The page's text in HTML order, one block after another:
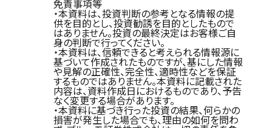
免責事項等
・本資料は、投資判断の参考となる情報の提
供を目的とし、投資勧誘を目的としたもので
はありません。投資の最終決定はお客様ご自
身の判断で行ってください。
・本資料は、信頼できると考えられる情報源に
基づいて作成されたものですが、基にした情報
や見解の正確性、完全性、適時性などを保証
するものではありません。本資料に記載された
内容は、資料作成日におけるものであり、予告
なく変更する場合があります。
・本資料に基づき行った投資の結果、何らかの
損害が発生した場合でも、理由の如何を問わ